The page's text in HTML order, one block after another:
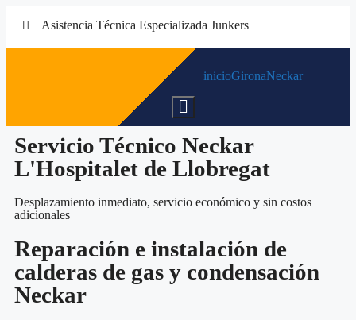
Asistencia Técnica Especializada Junkers
inicioGironaNeckar
Menú
conmutador
hamburguesa
Servicio Técnico Neckar
L'Hospitalet de Llobregat
Desplazamiento inmediato, servicio económico y sin costos
adicionales
Reparación e instalación de
calderas de gas y condensación
Neckar